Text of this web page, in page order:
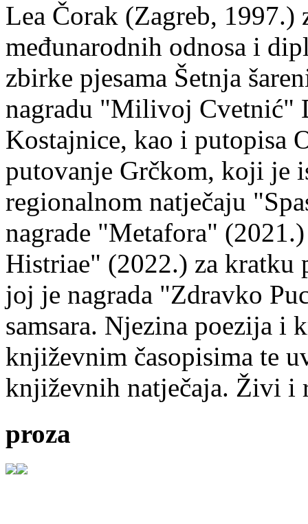
Lea Čorak (Zagreb,
međunarodnih odnosa i
zbirke pjesama Šetnja
nagradu "Milivoj Cvetnić"
Kostajnice, kao i putopisa
putovanje Grčkom, koji je
regionalnom natječaju
nagrade "Metafora"
Histriae" (2022.) za kratku
joj je nagrada "Zdravko
samsara. Njezina poezija i
književnim časopisima te
književnih natječaja. Živi i
proza